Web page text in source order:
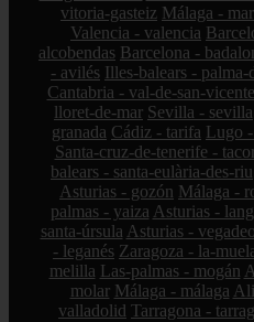
vitoria-gasteiz Málaga -
Valencia - valencia
alcobendas Barcelona -
- avilés Illes-balears - palma-
Cantabria - val-de-san-vicente
lloret-de-mar Sevilla - sevilla
granada Cádiz - tarifa Lugo
Santa-cruz-de-tenerife -
balears - santa-eulària-des-riu
Asturias - gozón Málaga -
palmas - yaiza Asturias -
santa-úrsula Asturias - vegadeo
- leganés Zaragoza - la-
melilla Las-palmas - mogán
molar Málaga - málaga
valladolid Tarragona -